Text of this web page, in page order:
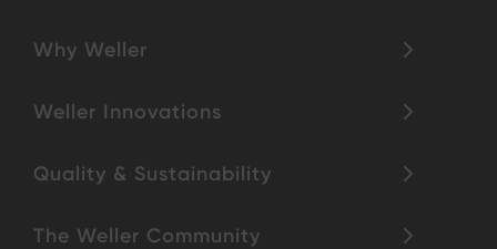
Why Weller
Weller Innovations
Quality & Sustainability
The Weller Community